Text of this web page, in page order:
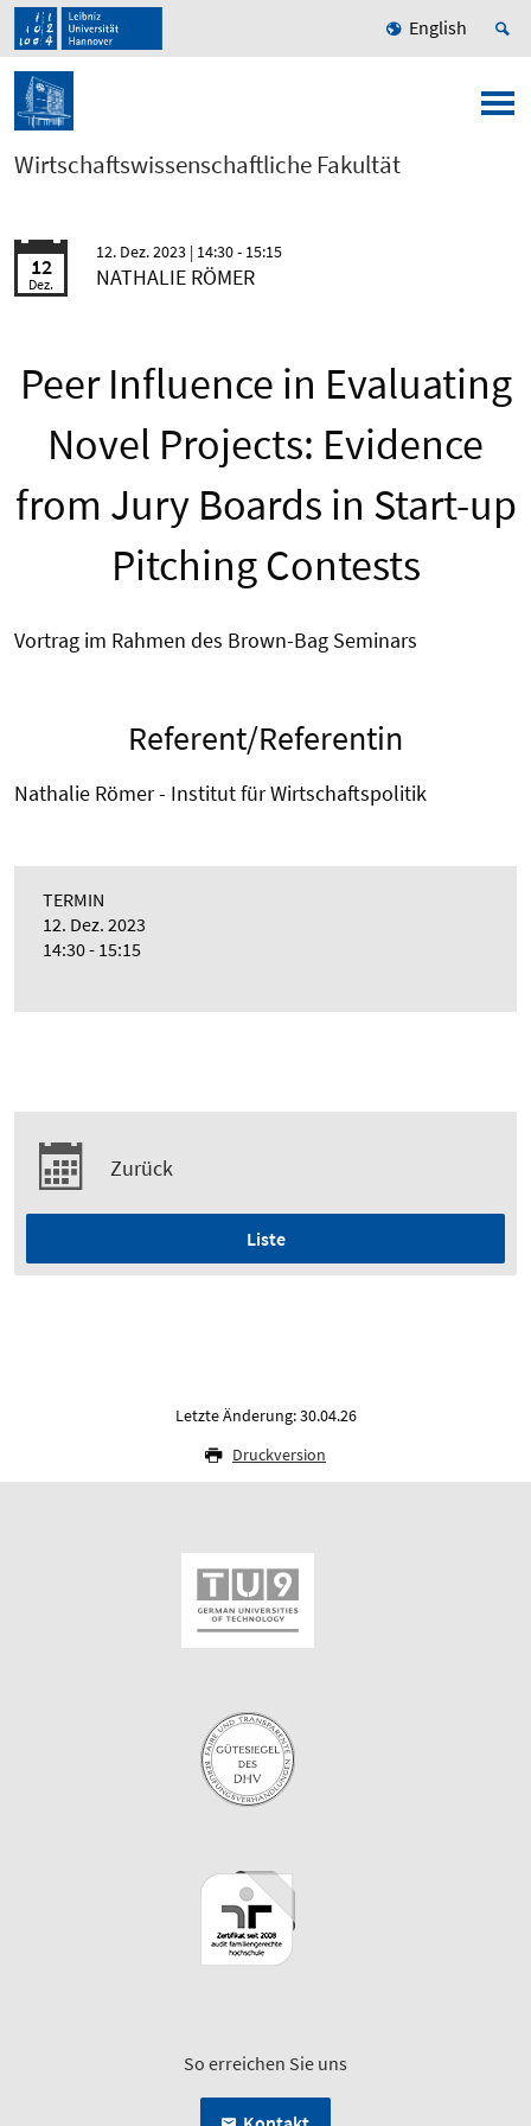
English
Wirtschaftswissenschaftliche Fakultät
12
Dez.
12. Dez. 2023 | 14:30 - 15:15
NATHALIE RÖMER
Peer Influence in Evaluating
Novel Projects: Evidence
from Jury Boards in Start-up
Pitching Contests
Vortrag im Rahmen des Brown-Bag Seminars
Referent/Referentin
Nathalie Römer - Institut für Wirtschaftspolitik
TERMIN
12. Dez. 2023
14:30 - 15:15
Zurück
Liste
Letzte Änderung: 30.04.26
Druckversion
So erreichen Sie uns